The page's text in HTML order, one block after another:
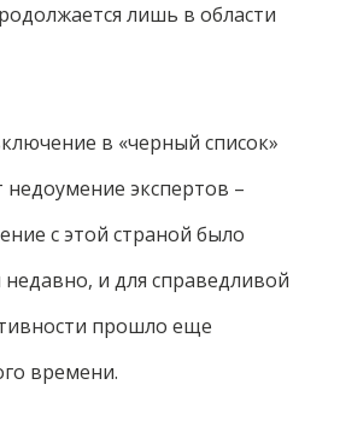
лишь в области
в «черный список»
экспертов –
с этой страной было
и для справедливой
прошло еще
времени.